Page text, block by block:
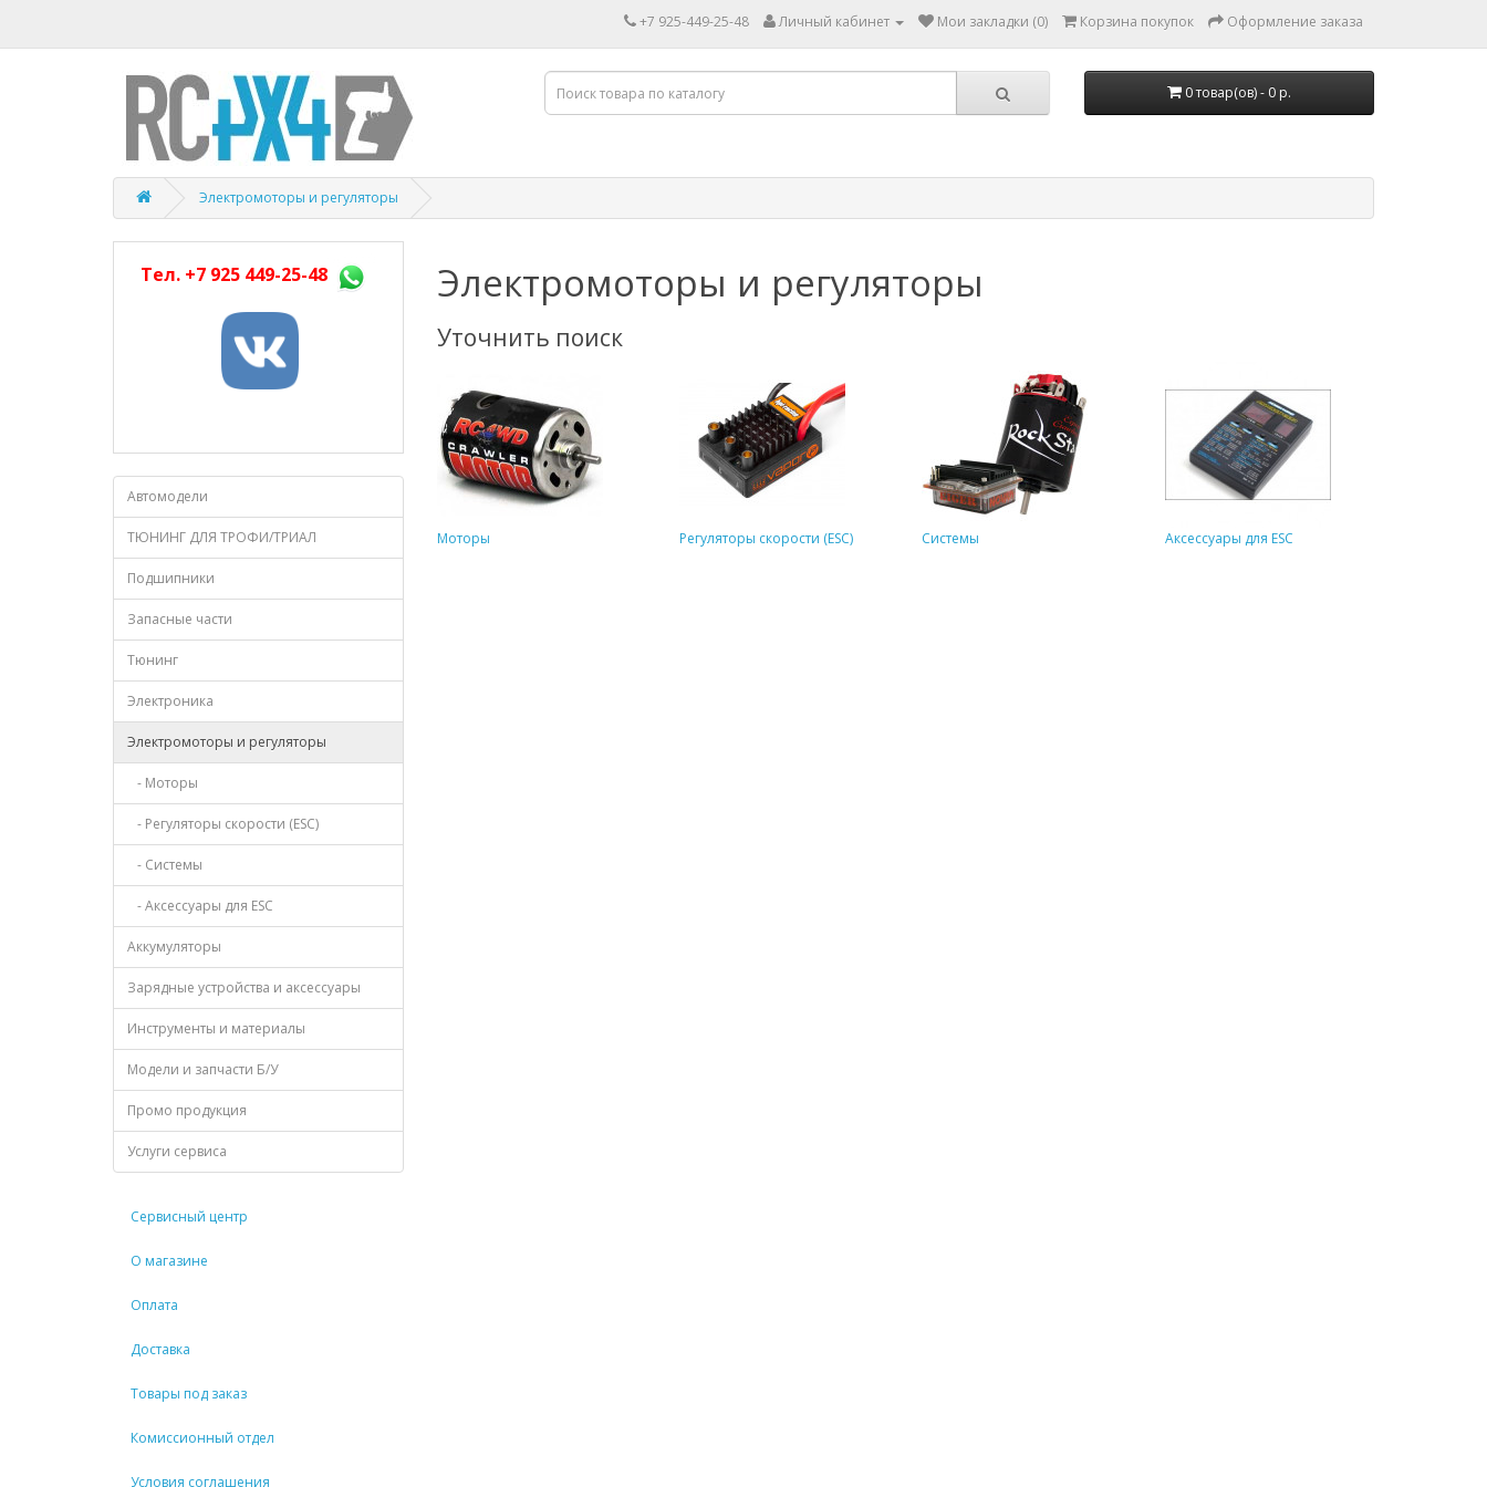
+7 925-449-25-48 Личный кабинет Мои закладки (0) Корзина покупок Оформление заказа
0 товар(ов) - 0 р.
Электромоторы и регуляторы
Тел. +7 925 449-25-48
Автомодели
ТЮНИНГ ДЛЯ ТРОФИ/ТРИАЛ
Подшипники
Запасные части
Тюнинг
Электроника
Электромоторы и регуляторы
- Моторы
- Регуляторы скорости (ESC)
- Системы
- Аксессуары для ESC
Аккумуляторы
Зарядные устройства и аксессуары
Инструменты и материалы
Модели и запчасти Б/У
Промо продукция
Услуги сервиса
Сервисный центр
О магазине
Оплата
Доставка
Товары под заказ
Комиссионный отдел
Условия соглашения
Электромоторы и регуляторы
Уточнить поиск
Моторы Регуляторы скорости (ESC) Системы Аксессуары для ESC